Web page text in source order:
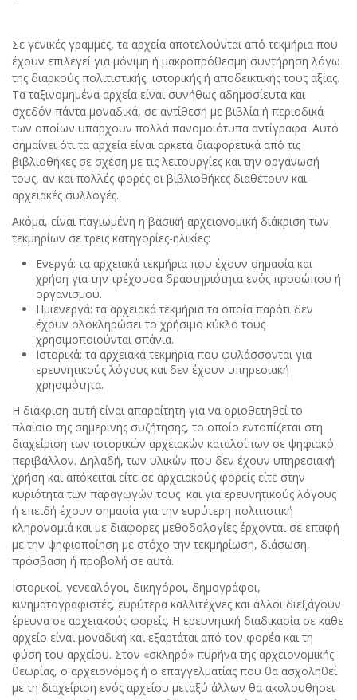
Σε γενικές γραμμές, τα αρχεία αποτελούνται από τεκμήρια που
έχουν επιλεγεί για μόνιμη ή μακροπρόθεσμη συντήρηση λόγω
της διαρκούς πολιτιστικής, ιστορικής ή αποδεικτικής τους αξίας.
Τα ταξινομημένα αρχεία είναι συνήθως αδημοσίευτα και
σχεδόν πάντα μοναδικά, σε αντίθεση με βιβλία ή περιοδικά
των οποίων υπάρχουν πολλά πανομοιότυπα αντίγραφα. Αυτό
σημαίνει ότι τα αρχεία είναι αρκετά διαφορετικά από τις
βιβλιοθήκες σε σχέση με τις λειτουργίες και την οργάνωσή
τους, αν και πολλές φορές οι βιβλιοθήκες διαθέτουν και
αρχειακές συλλογές.
Ακόμα, είναι παγιωμένη η βασική αρχειονομική διάκριση των
τεκμηρίων σε τρεις κατηγορίες-ηλικίες:
Ενεργά: τα αρχειακά τεκμήρια που έχουν σημασία και
χρήση για την τρέχουσα δραστηριότητα ενός προσώπου ή
οργανισμού.
Ημιενεργά: τα αρχειακά τεκμήρια τα οποία παρότι δεν
έχουν ολοκληρώσει το χρήσιμο κύκλο τους
χρησιμοποιούνται σπάνια.
Ιστορικά: τα αρχειακά τεκμήρια που φυλάσσονται για
ερευνητικούς λόγους και δεν έχουν υπηρεσιακή
χρησιμότητα.
Η διάκριση αυτή είναι απαραίτητη για να οριοθετηθεί το
πλαίσιο της σημερινής συζήτησης, το οποίο εντοπίζεται στη
διαχείριση των ιστορικών αρχειακών καταλοίπων σε ψηφιακό
περιβάλλον. Δηλαδή, των υλικών που δεν έχουν υπηρεσιακή
χρήση και απόκειται είτε σε αρχειακούς φορείς είτε στην
κυριότητα των παραγωγών τους και για ερευνητικούς λόγους
ή επειδή έχουν σημασία για την ευρύτερη πολιτιστική
κληρονομιά και με διάφορες μεθοδολογίες έρχονται σε επαφή
με την ψηφιοποίηση με στόχο την τεκμηρίωση, διάσωση,
πρόσβαση ή προβολή σε αυτά.
Ιστορικοί, γενεαλόγοι, δικηγόροι, δημογράφοι,
κινηματογραφιστές, ευρύτερα καλλιτέχνες και άλλοι διεξάγουν
έρευνα σε αρχειακούς φορείς. Η ερευνητική διαδικασία σε κάθε
αρχείο είναι μοναδική και εξαρτάται από τον φορέα και τη
φύση του αρχείου. Στον «σκληρό» πυρήνα της αρχειονομικής
θεωρίας, ο αρχειονόμος ή ο επαγγελματίας που θα ασχοληθεί
με τη διαχείριση ενός αρχείου μεταξύ άλλων θα ακολουθήσει